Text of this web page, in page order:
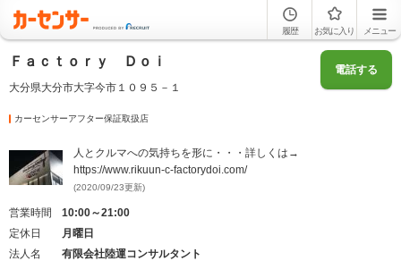
履歴 お気に入り メニュー
Ｆａｃｔｏｒｙ Ｄｏｉ
大分県大分市大字今市１０９５－１
電話する
カーセンサーアフター保証取扱店
人とクルマへの気持ちを形に・・・詳しくは→
https://www.rikuun-c-factorydoi.com/
(2020/09/23更新)
営業時間
10:00～21:00
定休日
月曜日
法人名
有限会社陸運コンサルタント